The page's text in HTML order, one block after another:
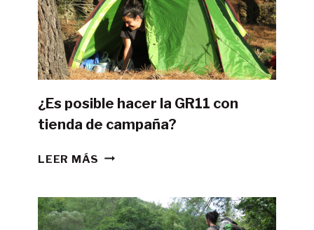
¿Es posible hacer la GR11 con
tienda de campaña?
LEER MÁS ¿ES
LA
GR11